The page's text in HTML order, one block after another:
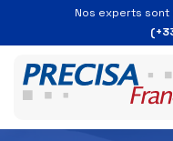
Nos experts